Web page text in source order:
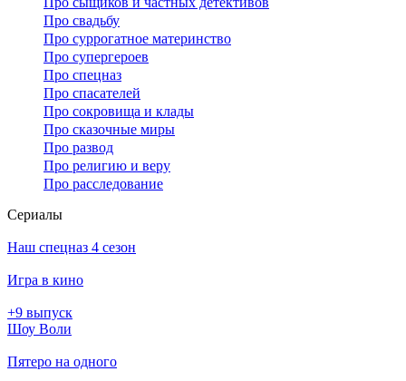
Про свадьбу
Про суррогатное материнство
Про супергероев
Про спецназ
Про спасателей
Про сокровища и клады
Про сказочные миры
Про развод
Про религию и веру
Про расследование
Се­риа­лы
Наш спецназ 4 сезон
Игра в кино
+9 выпуск
Шоу Воли
Пятеро на одного